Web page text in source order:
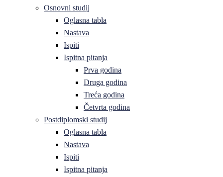
Osnovni studij
Oglasna tabla
Nastava
Ispiti
Ispitna pitanja
Prva godina
Druga godina
Treća godina
Četvrta godina
Postdiplomski studij
Oglasna tabla
Nastava
Ispiti
Ispitna pitanja